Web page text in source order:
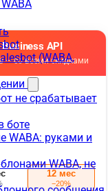
(WABA,
не срабатывает
боте
WABA: руками и
WABA, не